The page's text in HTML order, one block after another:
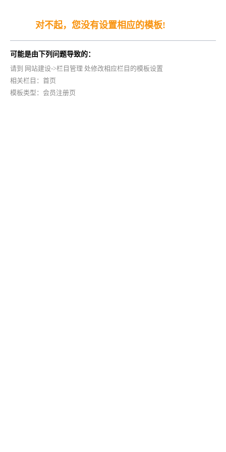
对不起，您没有设置相应的模板!
可能是由下列问题导致的：
请到 网站建设->栏目管理 处修改相应栏目的模板设置
相关栏目：首页
模板类型：会员注册页